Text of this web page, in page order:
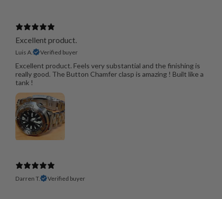
Excellent product.
Luis A. Verified buyer
Excellent product. Feels very substantial and the finishing is
really good. The Button Chamfer clasp is amazing ! Built like a
tank !
Darren T. Verified buyer